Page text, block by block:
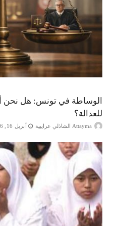
الوساطة في تونس: هل نحن
للعدالة؟
Attayma الشاذلي عرايبية أبريل 16, 2026